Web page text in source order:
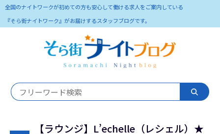
全国のナイトワークが初めての方も安心して働ける求人をご案内している
『そら街ナイトワーク』がお届けするスタッフブログです。
【ラウンジ】L’echelle（レシェル）★